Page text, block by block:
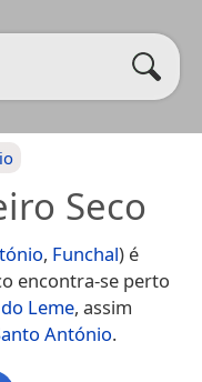
Seco
, Funchal) é
encontra-se perto
Leme, assim
António.